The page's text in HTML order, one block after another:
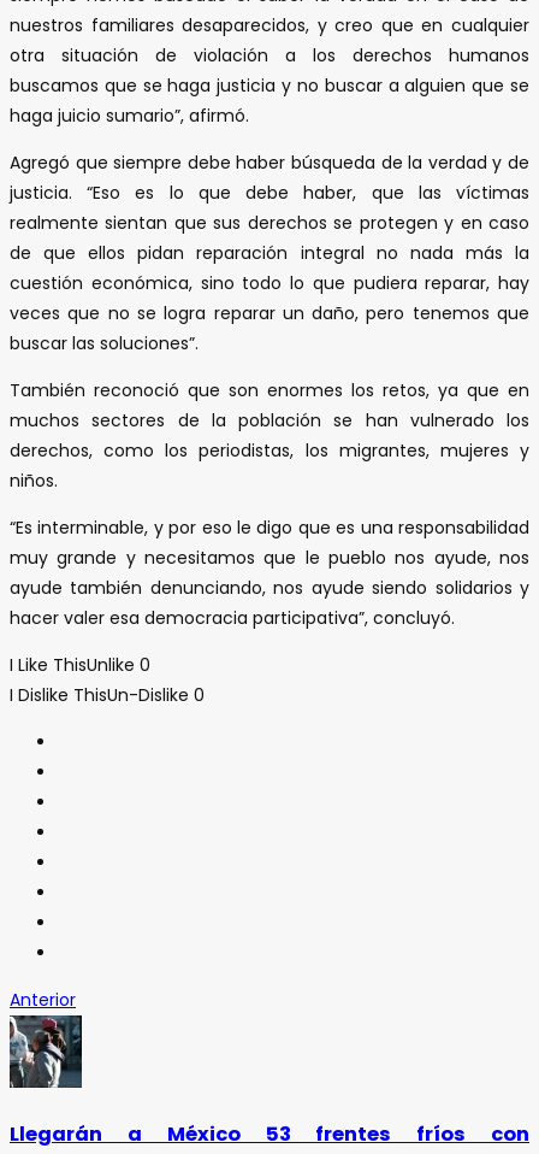
nuestros familiares desaparecidos, y creo que en cualquier
otra situación de violación a los derechos humanos
buscamos que se haga justicia y no buscar a alguien que se
haga juicio sumario”, afirmó.
Agregó que siempre debe haber búsqueda de la verdad y de
justicia. “Eso es lo que debe haber, que las víctimas
realmente sientan que sus derechos se protegen y en caso
de que ellos pidan reparación integral no nada más la
cuestión económica, sino todo lo que pudiera reparar, hay
veces que no se logra reparar un daño, pero tenemos que
buscar las soluciones”.
También reconoció que son enormes los retos, ya que en
muchos sectores de la población se han vulnerado los
derechos, como los periodistas, los migrantes, mujeres y
niños.
“Es interminable, y por eso le digo que es una responsabilidad
muy grande y necesitamos que le pueblo nos ayude, nos
ayude también denunciando, nos ayude siendo solidarios y
hacer valer esa democracia participativa”, concluyó.
I Like ThisUnlike 0
I Dislike ThisUn-Dislike 0
Anterior
Llegarán a México 53 frentes fríos con